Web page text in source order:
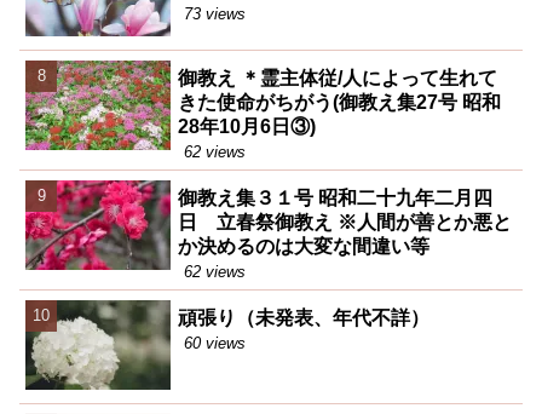
73 views
御教え ＊霊主体従/人によって生れて
きた使命がちがう(御教え集27号 昭和
28年10月6日③)
62 views
御教え集３１号 昭和二十九年二月四
日 立春祭御教え ※人間が善とか悪と
か決めるのは大変な間違い等
62 views
頑張り（未発表、年代不詳）
60 views